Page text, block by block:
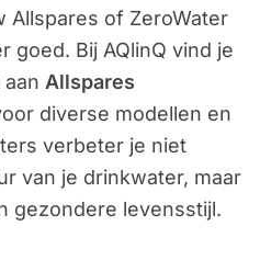
Allspares of ZeroWater
goed. Bij AQlinQ vind je
Allspares
diverse modellen en
verbeter je niet
van je drinkwater, maar
gezondere levensstijl.